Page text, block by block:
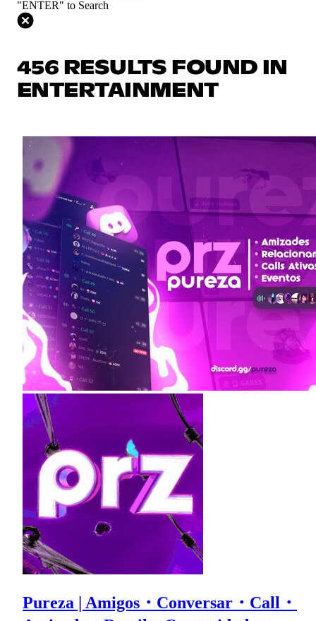
"ENTER" to Search
456 RESULTS FOUND IN
ENTERTAINMENT
Pureza | Amigos・Conversar・Call・